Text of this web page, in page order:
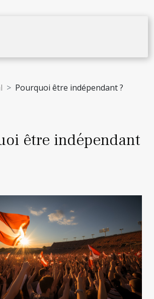
Pourquoi être indépendant ?
être indépendant